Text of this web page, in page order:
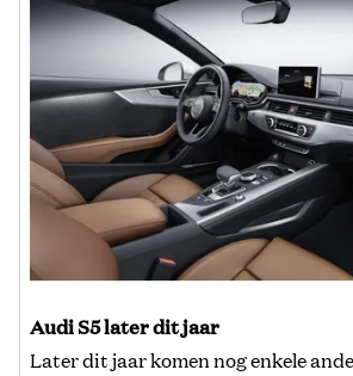
Audi S5 later dit jaar
Later dit jaar komen nog enkele